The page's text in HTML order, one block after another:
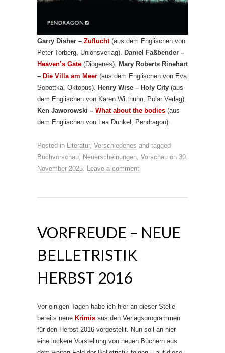
Garry Disher – Zuflucht(aus dem Englischen von
Peter Torberg, Unionsverlag).
Daniel Faßbender –
Heaven’s Gate (Diogenes).
Mary Roberts Rinehart
– Die Villa am Meer (aus dem Englischen von Eva
Sobottka, Oktopus).
Henry Wise – Holy City (aus
dem Englischen von Karen Witthuhn, Polar Verlag).
Ken Jaworowski – What about the bodies (aus
dem Englischen von Lea Dunkel, Pendragon).
Posted in Literatur, Verschiedenes and tagged
Buchvorschau
Neuerscheinungen Vorschau on 30.
November 2025
Leave a comment
VORFREUDE – NEUE
BELLETRISTIK
HERBST 2016
Vor einigen Tagen habe ich hier an dieser Stelle
bereits neue Krimis aus den Verlagsprogrammen
für den Herbst 2016 vorgestellt. Nun soll an hier
eine lockere Vorstellung von neuen Büchern aus